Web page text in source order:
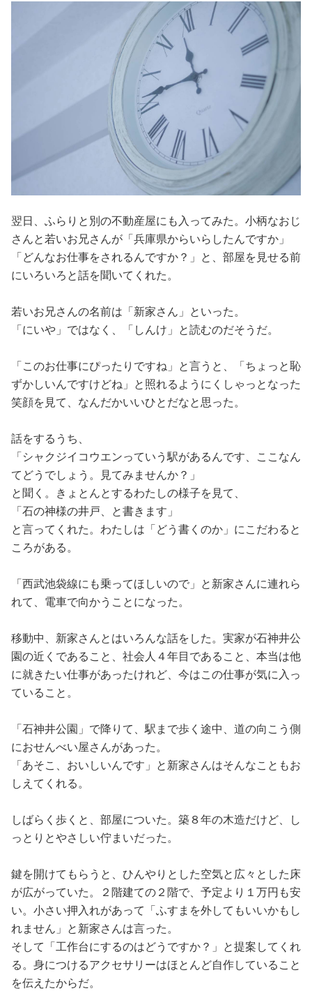
翌日、ふらりと別の不動産屋にも入ってみた。小柄なおじ
さんと若いお兄さんが「兵庫県からいらしたんですか」
「どんなお仕事をされるんですか？」と、部屋を見せる前
にいろいろと話を聞いてくれた。
若いお兄さんの名前は「新家さん」といった。
「にいや」ではなく、「しんけ」と読むのだそうだ。
「このお仕事にぴったりですね」と言うと、「ちょっと恥
ずかしいんですけどね」と照れるようにくしゃっとなった
笑顔を見て、なんだかいいひとだなと思った。
話をするうち、
「シャクジイコウエンっていう駅があるんです、ここなん
てどうでしょう。見てみませんか？」
と聞く。きょとんとするわたしの様子を見て、
「石の神様の井戸、と書きます」
と言ってくれた。わたしは「どう書くのか」にこだわると
ころがある。
「西武池袋線にも乗ってほしいので」と新家さんに連れら
れて、電車で向かうことになった。
移動中、新家さんとはいろんな話をした。実家が石神井公
園の近くであること、社会人４年目であること、本当は他
に就きたい仕事があったけれど、今はこの仕事が気に入っ
ていること。
「石神井公園」で降りて、駅まで歩く途中、道の向こう側
におせんべい屋さんがあった。
「あそこ、おいしいんです」と新家さんはそんなこともお
しえてくれる。
しばらく歩くと、部屋についた。築８年の木造だけど、し
っとりとやさしい佇まいだった。
鍵を開けてもらうと、ひんやりとした空気と広々とした床
が広がっていた。２階建ての２階で、予定より１万円も安
い。小さい押入れがあって「ふすまを外してもいいかもし
れません」と新家さんは言った。
そして「工作台にするのはどうですか？」と提案してくれ
る。身につけるアクセサリーはほとんど自作していること
を伝えたからだ。